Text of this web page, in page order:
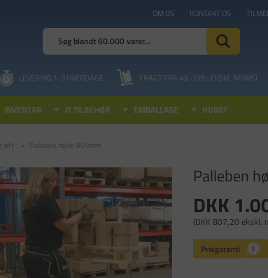
OM OS KONTAKT OS
LEVERING 1-3 HVERDAGE FRAGT FRA 49,- (39,- EKSKL. MOMS)
INVENTAR IT TILBEHØR EMBALLAGE HOBBY
løft Palleben højde 850mm
Palleben
DKK
(DKK 807,20 ekskl.